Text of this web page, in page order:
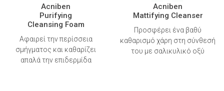
Acniben
Purifying
Cleansing Foam
Αφαιρεί την περίσσεια
σμήγματος και καθαρίζει
απαλά την επιδερμίδα
Acniben
Mattifying Cleanser
Προσφέρει ένα βαθύ
καθαρισμό χάρη στη σύνθεσή
του με σαλικυλικό οξύ